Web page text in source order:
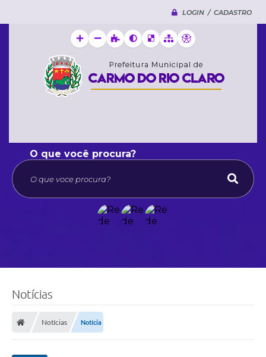
LOGIN / CADASTRO
O que voce procura?
Notícias
Notícias Notícia